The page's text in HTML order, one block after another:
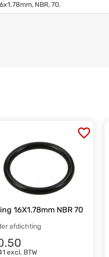
NBR, 70.
16X1.78mm NBR 70
afdichting
excl. BTW